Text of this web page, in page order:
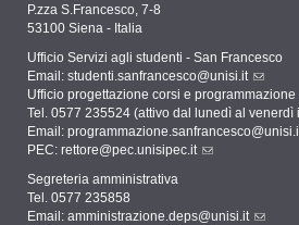
P.zza S.Francesco, 7-8
53100 Siena - Italia
Ufficio Servizi agli studenti - San Francesco
Email: studenti.sanfrancesco@unisi.it
Ufficio progettazione corsi e
Tel. 0577 235524 (attivo dal lunedì al venerdì
Email:
PEC: rettore@pec.unisipec.it
Segreteria amministrativa
Tel. 0577 235858
Email: amministrazione.deps@unisi.it